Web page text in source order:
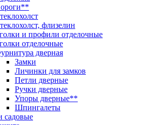
флизелин
и профили отделочные
отделочные
дверная
Замки
Личинки для замков
Петли дверные
Ручки дверные
Упоры дверные**
Шпингалеты
садовые